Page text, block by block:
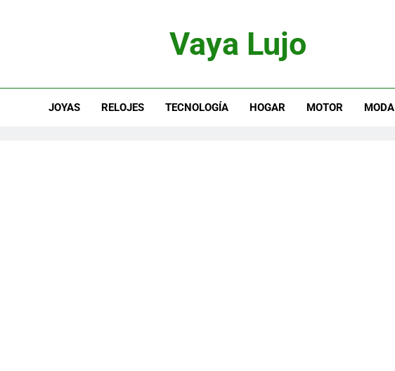
Vaya Lujo
JOYAS RELOJES TECNOLOGÍA HOGAR MOTOR MODA